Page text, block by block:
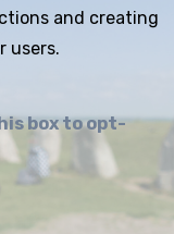
and creating
users.
box to opt-